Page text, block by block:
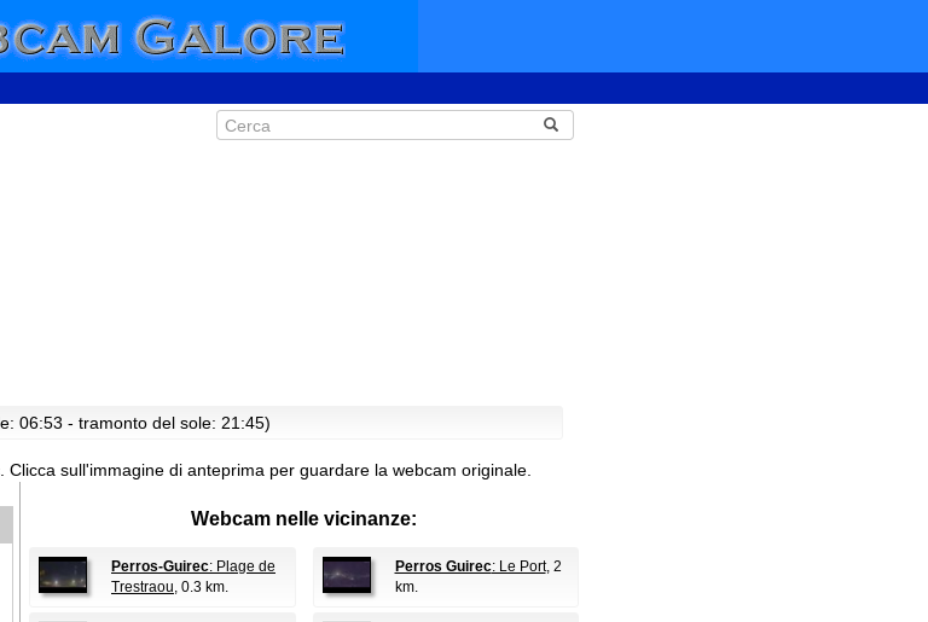
06:53 - tramonto del sole: 21:45)
Clicca sull'immagine di anteprima per guardare la webcam originale.
Webcam nelle vicinanze:
Perros-Guirec: Plage de
Trestraou, 0.3 km.
Perros Guirec: Le Port, 2
km.